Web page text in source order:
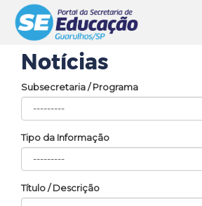
Notícias
Subsecretaria / Programa
Tipo da Informação
Título / Descrição